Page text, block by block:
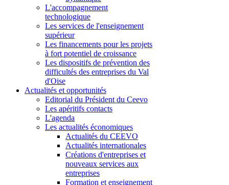
L'accompagnement
technologique
Les services de l'enseignement
supérieur
Les financements pour les projets
à fort potentiel de croissance
Les dispositifs de prévention des
difficultés des entreprises du Val
d'Oise
Actualités et opportunités
Editorial du Président du Ceevo
Les apéritifs contacts
L'agenda
Les actualités économiques
Actualités du CEEVO
Actualités internationales
Créations d'entreprises et
nouveaux services aux
entreprises
Formation et enseignement